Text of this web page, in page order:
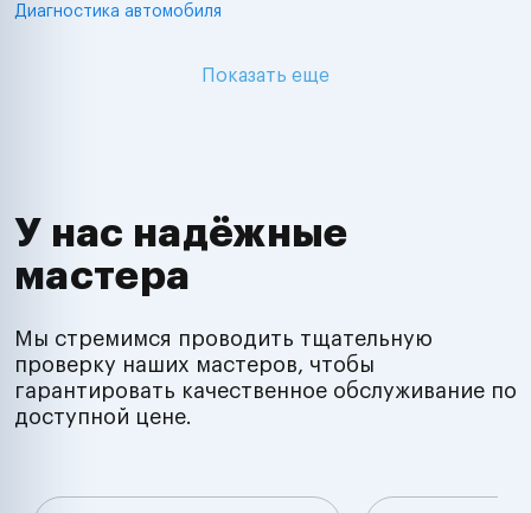
Диагностика автомобиля
Показать еще
У нас надёжные
мастера
Мы стремимся проводить тщательную
проверку наших мастеров, чтобы
гарантировать качественное обслуживание по
доступной цене.